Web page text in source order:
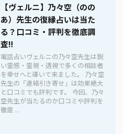
【ヴェルニ】乃々空（のの
あ）先生の復縁占いは当た
る？口コミ・評判を徹底調
査!!
電話占いヴェルニの乃々空先生は鋭
い霊感・霊視・透視で多くの相談者
を幸せへと導いて来ました。 乃々空
先生の「連絡引き寄せ」は効果絶大
と口コミでも評判です。 今回、乃々
空先生が当たるのか口コミや評判を
徹底 ...